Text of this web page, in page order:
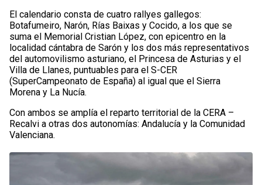
El calendario consta de cuatro rallyes gallegos:
Botafumeiro, Narón, Rías Baixas y Cocido, a los que se
suma el Memorial Cristian López, con epicentro en la
localidad cántabra de Sarón y los dos más representativos
del automovilismo asturiano, el Princesa de Asturias y el
Villa de Llanes, puntuables para el S-CER
(SuperCampeonato de España) al igual que el Sierra
Morena y La Nucía.
Con ambos se amplía el reparto territorial de la CERA –
Recalvi a otras dos autonomías: Andalucía y la Comunidad
Valenciana.